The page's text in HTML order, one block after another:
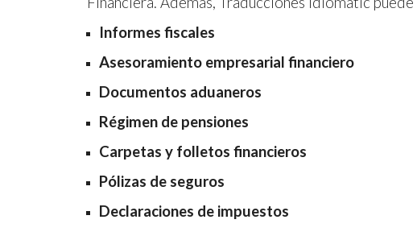
Informes fiscales
Asesoramiento empresarial financiero
Documentos aduaneros
Régimen de pensiones
Carpetas y folletos financieros
Pólizas de seguros
Declaraciones de impuestos